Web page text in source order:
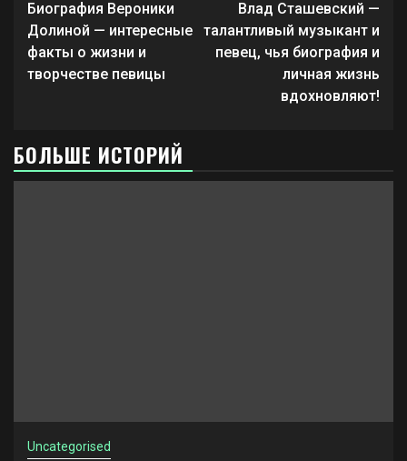
чтение
Биография Вероники
Долиной — интересные
факты о жизни и
творчестве певицы
Влад Сташевский —
талантливый музыкант и
певец, чья биография и
личная жизнь
вдохновляют!
БОЛЬШЕ ИСТОРИЙ
Uncategorised